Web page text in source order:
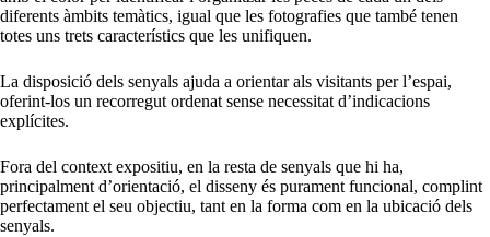
diferents àmbits temàtics, igual que les fotografies que també tenen
totes uns trets característics que les unifiquen.
La disposició dels senyals ajuda a orientar als visitants per l’espai,
oferint-los un recorregut ordenat sense necessitat d’indicacions
explícites.
Fora del context expositiu, en la resta de senyals que hi ha,
principalment d’orientació, el disseny és purament funcional, complint
perfectament el seu objectiu, tant en la forma com en la ubicació dels
senyals.